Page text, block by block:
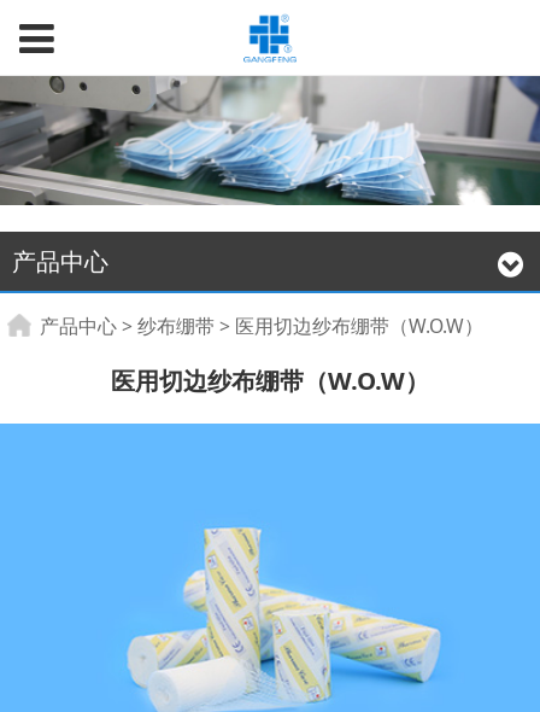
产品中心
医用切边纱布绷带
（W.O.W）
产品中心> 纱布绷带> 医用切边纱布绷带（W.O.W）
医用切边纱布绷带（W.O.W）